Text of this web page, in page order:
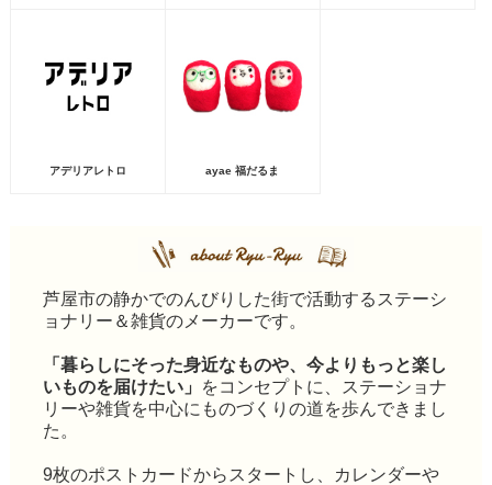
アデリアレトロ ayae 福だるま
芦屋市の静かでのんびりした街で活動するステーシ
ョナリー＆雑貨のメーカーです。
「暮らしにそった身近なものや、今よりもっと楽し
いものを届けたい」
をコンセプトに、ステーショナ
リーや雑貨を中心にものづくりの道を歩んできまし
た。
9枚のポストカードからスタートし、カレンダーや